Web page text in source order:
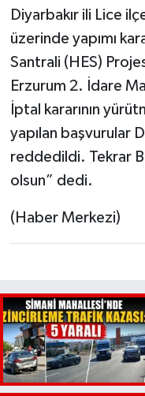
Diyarbakır ili Lice
üzerinde yapımı
Santrali (HES)
Erzurum 2. İdare
İptal kararının
yapılan başvurular
reddedildi. Tekrar
olsun” dedi.
(Haber Merkezi)